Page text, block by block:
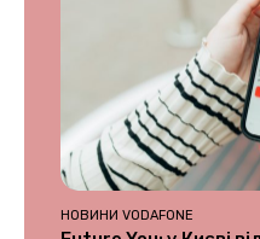
НОВИНИ VODAFONE